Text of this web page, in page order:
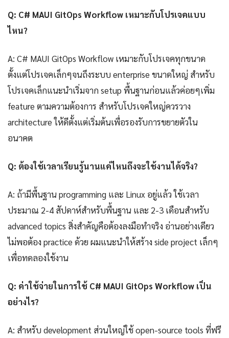
Q: C# MAUI GitOps Workflow เหมาะกับโปรเจคแบบ
ไหน?
A: C# MAUI GitOps Workflow เหมาะกับโปรเจคทุกขนาด
ตั้งแต่โปรเจคเล็กๆจนถึงระบบ enterprise ขนาดใหญ่ สำหรับ
โปรเจคเล็กแนะนำเริ่มจาก setup พื้นฐานก่อนแล้วค่อยๆเพิ่ม
feature ตามความต้องการ สำหรับโปรเจคใหญ่ควรวาง
architecture ให้ดีตั้งแต่เริ่มต้นเพื่อรองรับการขยายตัวใน
อนาคต
Q: ต้องใช้เวลาเรียนรู้นานแค่ไหนถึงจะใช้งานได้จริง?
A: ถ้ามีพื้นฐาน programming และ Linux อยู่แล้ว ใช้เวลา
ประมาณ 2-4 สัปดาห์สำหรับพื้นฐาน และ 2-3 เดือนสำหรับ
advanced topics สิ่งสำคัญคือต้องลงมือทำจริง อ่านอย่างเดียว
ไม่พอต้อง practice ด้วย ผมแนะนำให้สร้าง side project เล็กๆ
เพื่อทดลองใช้งาน
Q: ค่าใช้จ่ายในการใช้ C# MAUI GitOps Workflow เป็น
อย่างไร?
A: สำหรับ development ส่วนใหญ่ใช้ open-source tools ที่ฟรี